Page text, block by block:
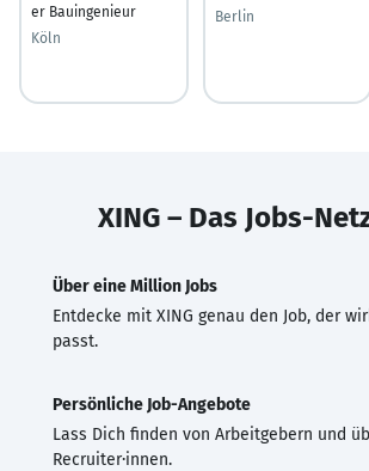
er Bauingenieur
Köln
Berlin
XING – Das Jobs-
Über eine Million Jobs
Entdecke mit XING genau den Job, der
passt.
Persönliche Job-Angebote
Lass Dich finden von Arbeitgebern und
Recruiter·innen.